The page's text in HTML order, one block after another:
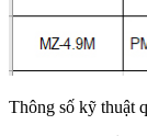
Thông số kỹ thuật